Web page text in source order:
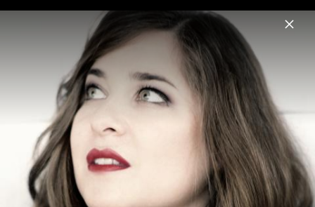
Menu
Alisa Weilerstein
Home News Musik Videos Fotos Biografie
Shostakovich Cello Concertos 1&2